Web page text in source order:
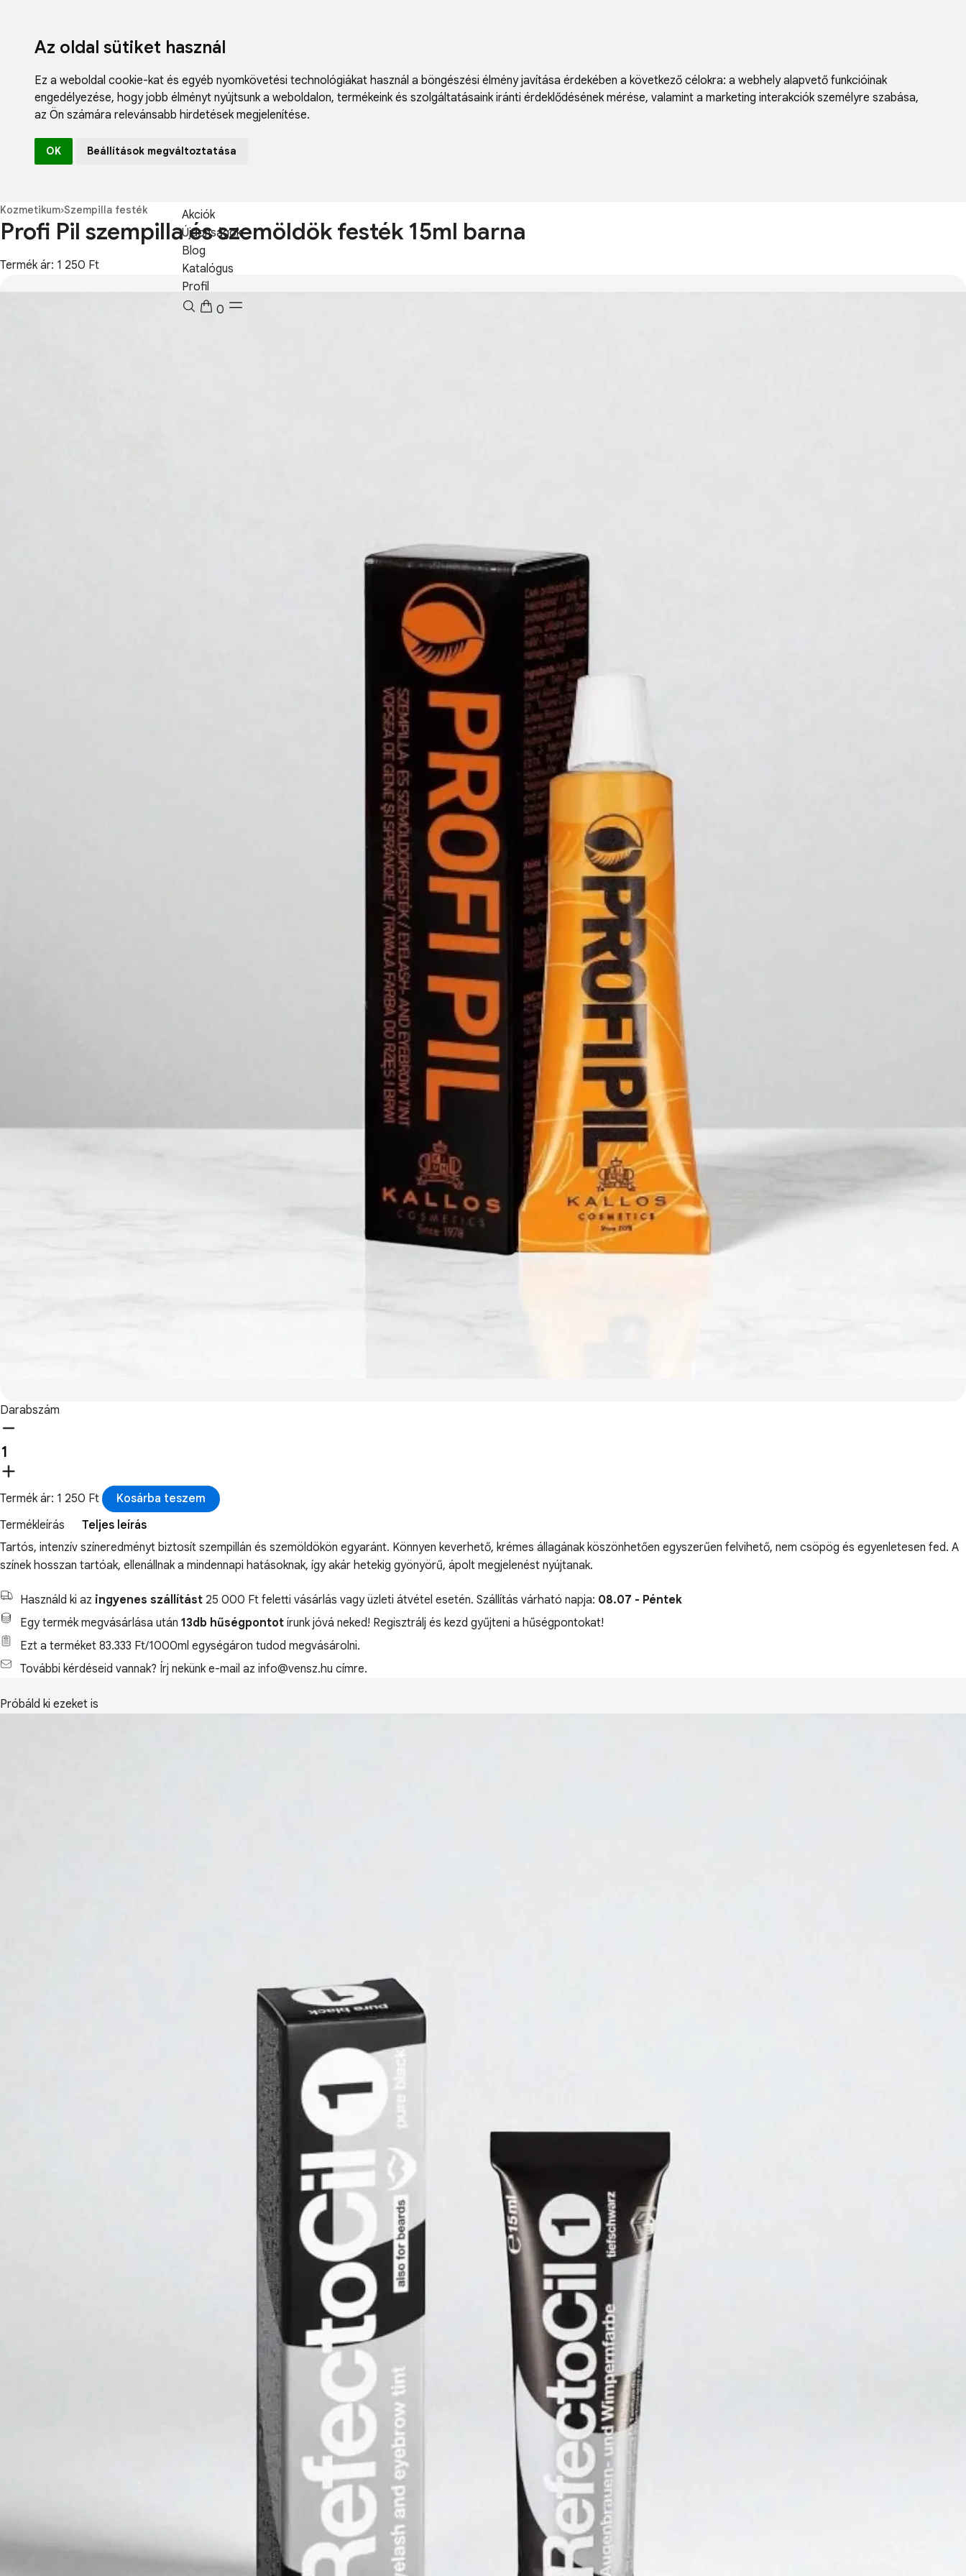
Az oldal sütiket használ
Ez a weboldal cookie-kat és egyéb nyomkövetési technológiákat használ a böngészési élmény javítása érdekében a következő célokra: a webhely alapvető funkcióinak
engedélyezése, hogy jobb élményt nyújtsunk a weboldalon, termékeink és szolgáltatásaink iránti érdeklődésének mérése, valamint a marketing interakciók személyre szabása,
az Ön számára relevánsabb hirdetések megjelenítése.
OK Beállítások megváltoztatása
Fodrászcikk
Akciók
Újdonságok
Blog
Katalógus
Profil
0
Kozmetikum›Szempilla festék
Profi Pil szempilla és szemöldök festék 15ml barna
Termék ár: 1 250 Ft
Darabszám
Termék ár: 1 250 Ft
Kosárba teszem
Termékleírás
Teljes leírás
Tartós, intenzív színeredményt biztosít szempillán és szemöldökön egyaránt. Könnyen keverhető, krémes állagának köszönhetően egyszerűen felvihető, nem csöpög és egyenletesen fed. A
színek hosszan tartóak, ellenállnak a mindennapi hatásoknak, így akár hetekig gyönyörű, ápolt megjelenést nyújtanak.
Használd ki az ingyenes szállítást 25 000 Ft feletti vásárlás vagy üzleti átvétel esetén. Szállítás várható napja: 08.07 - Péntek
Egy termék megvásárlása után 13db hűségpontot írunk jóvá neked! Regisztrálj és kezd gyűjteni a hűségpontokat!
Ezt a terméket 83.333 Ft/1000ml egységáron tudod megvásárolni.
További kérdéseid vannak? Írj nekünk e-mail az info@vensz.hu címre.
Próbáld ki ezeket is